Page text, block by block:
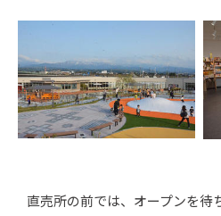
直売所の前では、オープンを待